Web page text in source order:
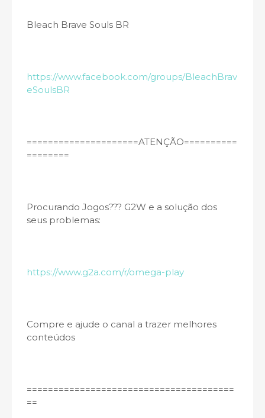
Bleach Brave Souls BR
https://www.facebook.com/groups/BleachBrav
eSoulsBR
=====================ATENÇÃO==========
========­
Procurando Jogos??? G2W e a solução dos
seus problemas:
https://www.g2a.com/r/omega-play
Compre e ajude o canal a trazer melhores
conteúdos
=======================================
=­=